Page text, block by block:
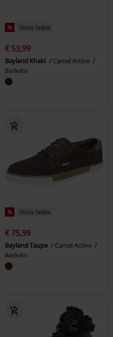
% Stock faible
€ 53,99
Bayland Khaki
Camel Active
Baskets
% Stock faible
€ 75,99
Bayland Taupe
Camel Active
Baskets